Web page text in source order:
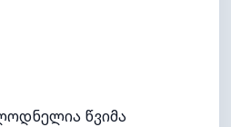
წვიმა